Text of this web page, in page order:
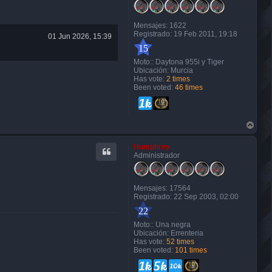
Mensajes: 1622
Registrado: 19 Feb 2011, 19:18
15
Moto:: Daytona 955i y Tiger
Ubicación: Murcia
Has vote: 2 times
Been voted: 46 times
01 Jun 2026, 15:39
r
Humphrey
Administrador
Mensajes: 17564
Registrado: 22 Sep 2003, 02:00
22
Moto:: Una negra
Ubicación: Errenteria
Has vote: 52 times
Been voted: 101 times